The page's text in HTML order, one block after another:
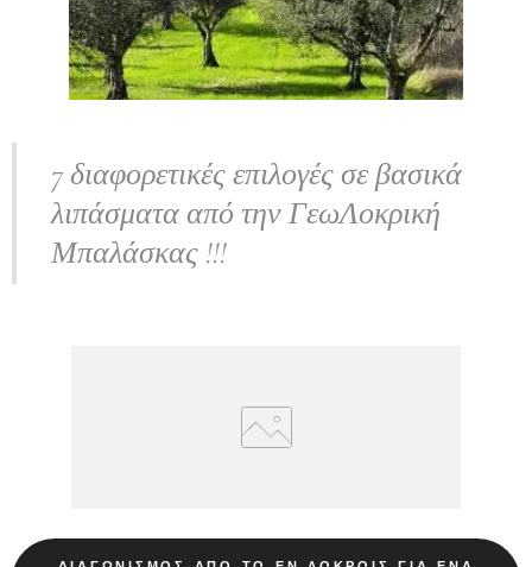
7 διαφορετικές επιλογές σε βασικά
λιπάσματα από την ΓεωΛοκρική
Μπαλάσκας !!!